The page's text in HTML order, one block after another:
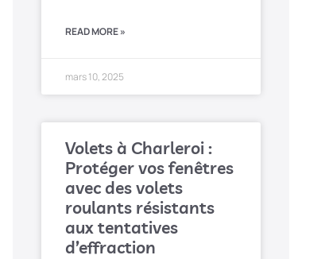
READ MORE »
mars 10, 2025
Volets à Charleroi :
Protéger vos fenêtres
avec des volets
roulants résistants
aux tentatives
d’effraction